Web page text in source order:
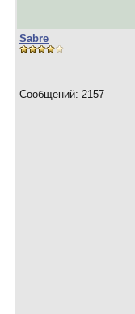
Sabre
Сообщений: 2157